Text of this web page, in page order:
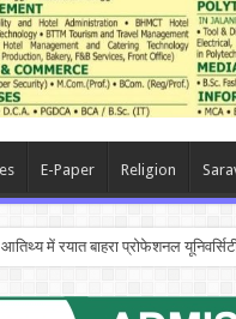
E-Paper Religion
में रयात बाहरा प्रोफेशनल